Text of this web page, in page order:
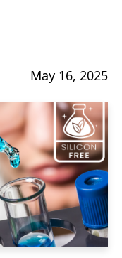
May 16, 2025